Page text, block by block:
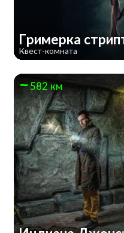
Гримерка
Квест-комната
582 км